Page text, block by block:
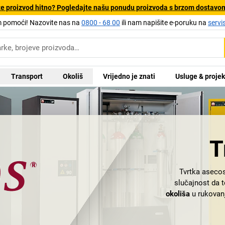
proizvod hitno? Pogledajte našu ponudu proizvoda s brzom
pomoći! Nazovite nas na 0800 - 68 00 ili nam napišite e-poruku na
Transport Okoliš Vrijedno je znati Usluge &
Tvrtka
slučajnost da
okolišau